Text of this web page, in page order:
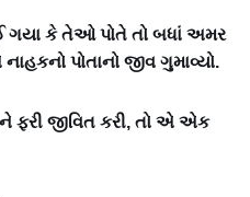
કે તેઓ પોતે તો બધાં અમર
પોતાનો જીવ ગુમાવ્યો.
ફરી જીવિત કરી, તો એ એક